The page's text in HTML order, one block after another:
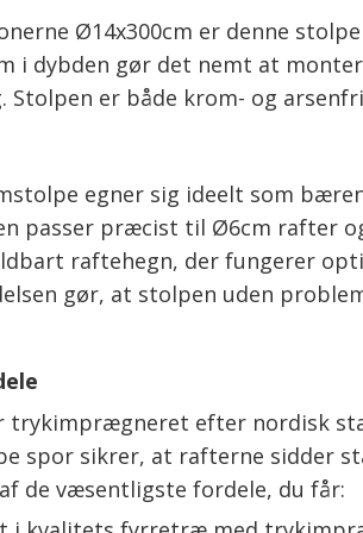
Ø14x300cm er denne
i dybden gør det nemt at
Stolpen er både krom- og
egner sig ideelt som
passer præcist til Ø6cm rafter
raftehegn, der fungerer
gør, at stolpen uden
efter nordisk
spor sikrer, at rafterne sidder
de væsentligste fordele, du får: